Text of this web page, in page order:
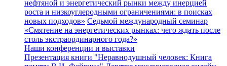
нефтяной и энергетический рынки между инерцией
роста и низкоуглеродными ограничениями: в поисках
новых подходов» Седьмой международный семинар
«Смятение на энергетических рынках: чего ждать после
столь экстраординарного года?»
Наши конференции и выставки
Презентация книги "Неравнодушный человек: Книга